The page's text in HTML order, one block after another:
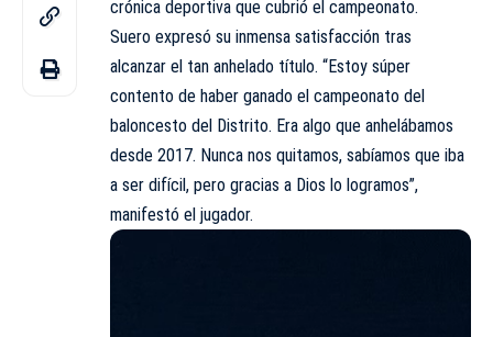
crónica deportiva que cubrió el campeonato.
Suero expresó su inmensa satisfacción tras
alcanzar el tan anhelado título. “Estoy súper
contento de haber ganado el campeonato del
baloncesto del Distrito. Era algo que anhelábamos
desde 2017. Nunca nos quitamos, sabíamos que iba
a ser difícil, pero gracias a Dios lo logramos”,
manifestó el jugador.